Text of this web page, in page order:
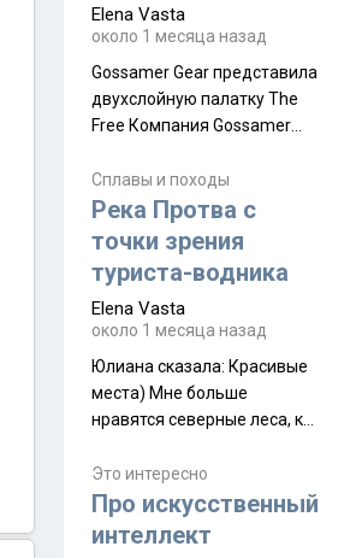
Elena Vasta
около 1 месяца назад
Gossamer Gear представила
двухслойную палатку The
Free Компания Gossamer
туристическую палатку The
Free, которая стала первой
ультралегкой моделью в
ассортименте
производителя. Новинка
получила двухслойную
конструкцию с отдельным
внешним тентом и сетчатой
внутренней палаткой, а ее
комплектации составляет
около 845 г. Палатка весит
менее
Сплавы и походы
Река Протва с
точки зрения
туриста-водника
Elena Vasta
около 1 месяца назад
Юлиана сказалa: Красивые
места) Мне больше
нравятся северные леса, как
южной тайги
Это интересно
Про искусственный
интеллект